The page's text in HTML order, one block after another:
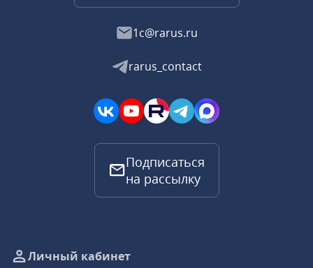
1c@rarus.ru
rarus_contact
Подписаться
на рассылку
Личный кабинет